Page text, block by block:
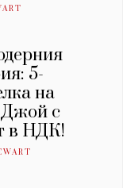
5-
на
Джой с
в НДК!